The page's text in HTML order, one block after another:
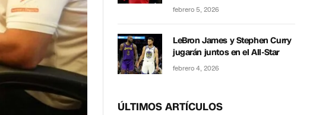
febrero 5, 2026
LeBron James y Stephen Curry
jugarán juntos en el All-Star
febrero 4, 2026
ÚLTIMOS ARTÍCULOS